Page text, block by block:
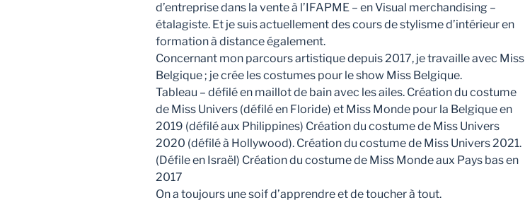
d’entreprise dans la vente à l’IFAPME – en Visual merchandising –
étalagiste. Et je suis actuellement des cours de stylisme d’intérieur en
formation à distance également.
Concernant mon parcours artistique depuis 2017, je travaille avec Miss
Belgique ; je crée les costumes pour le show Miss Belgique.
Tableau – défilé en maillot de bain avec les ailes. Création du costume
de Miss Univers (défilé en Floride) et Miss Monde pour la Belgique en
2019 (défilé aux Philippines) Création du costume de Miss Univers
2020 (défilé à Hollywood). Création du costume de Miss Univers 2021.
(Défile en Israël) Création du costume de Miss Monde aux Pays bas en
2017
On a toujours une soif d’apprendre et de toucher à tout.